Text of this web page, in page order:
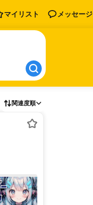
マイリスト メッセージ
関連度順